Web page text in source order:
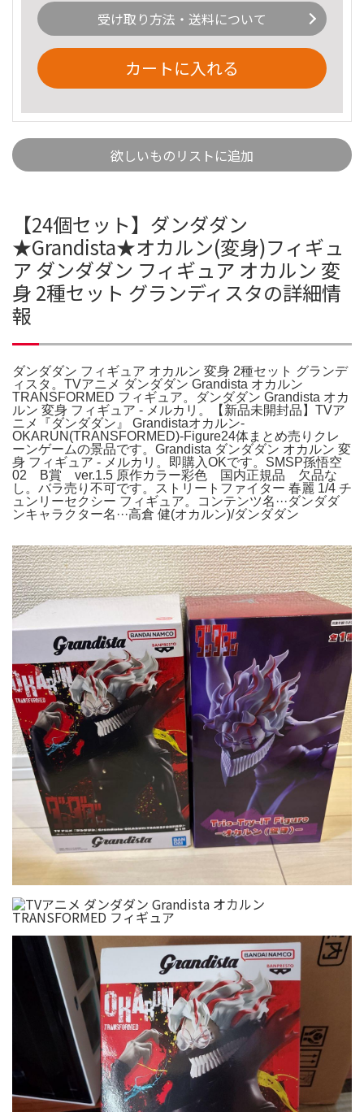
受け取り方法・送料について
カートに入れる
欲しいものリストに追加
【24個セット】ダンダダン
★Grandista★オカルン(変身)フィギュ
ア ダンダダン フィギュア オカルン 変
身 2種セット グランディスタの詳細情
報
ダンダダン フィギュア オカルン 変身 2種セット グランデ
ィスタ。TVアニメ ダンダダン Grandista オカルン
TRANSFORMED フィギュア。ダンダダン Grandista オカ
ルン 変身 フィギュア - メルカリ。【新品未開封品】TVア
ニメ『ダンダダン』 Grandistaオカルン-
OKARUN(TRANSFORMED)-Figure24体まとめ売りクレ
ーンゲームの景品です。Grandista ダンダダン オカルン 変
身 フィギュア - メルカリ。即購入OKです。SMSP孫悟空
02 B賞 ver.1.5 原作カラー彩色 国内正規品 欠品な
し。バラ売り不可です。ストリートファイター 春麗 1/4 チ
ュンリーセクシー フィギュア。コンテンツ名···ダンダダ
ンキャラクター名···高倉 健(オカルン)/ダンダダン